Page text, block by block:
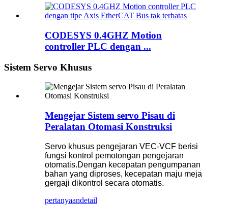
CODESYS 0.4GHZ Motion
controller PLC dengan ...
Sistem Servo Khusus
Mengejar Sistem servo Pisau di
Peralatan Otomasi Konstruksi
Servo khusus pengejaran VEC-VCF berisi
fungsi kontrol pemotongan pengejaran
otomatis.Dengan kecepatan pengumpanan
bahan yang diproses, kecepatan maju meja
gergaji dikontrol secara otomatis.
pertanyaandetail